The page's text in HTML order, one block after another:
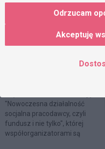
PRZECZYTAJ RÓWNIEŻ:
"Nowoczesna działalność
socjalna pracodawcy, czyli
fundusz i nie tylko", której
współorganizatorami są
Odrzucam
Akceptuję